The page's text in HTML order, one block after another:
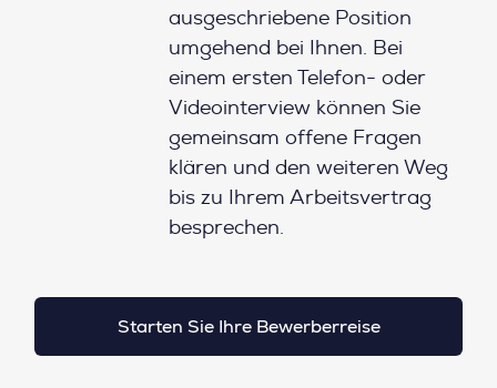
ausgeschriebene Position
umgehend bei Ihnen. Bei
einem ersten Telefon- oder
Videointerview können Sie
gemeinsam offene Fragen
klären und den weiteren Weg
bis zu Ihrem Arbeitsvertrag
besprechen.
Starten Sie Ihre Bewerberreise